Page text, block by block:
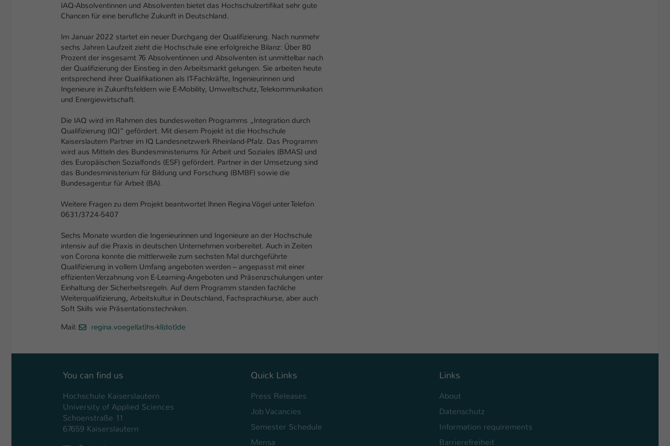
IAQ-Absolventinnen und Absolventen bietet das Hochschulzertifikat sehr gute
Chancen für eine berufliche Zukunft in Deutschland.
Im Januar 2022 startet ein neuer Durchgang der Qualifizierung. Nach nunmehr
sechs Jahren Laufzeit zieht die Hochschule eine erfolgreiche Bilanz: Über 80
Prozent der insgesamt 76 Absolventinnen und Absolventen ist unmittelbar nach
der Qualifizierung der Einstieg in den Arbeitsmarkt gelungen. Sie arbeiten heute
entsprechend ihrer Qualifikationen als IT-Fachkräfte, Ingenieurinnen und
Ingenieure in Zukunftsfeldern wie E-Mobility, Umweltschutz, Telekommunikation
und Energiewirtschaft.
Die IAQ wird im Rahmen des bundesweiten Programms „Integration durch
Qualifizierung (IQ)“ gefördert. Mit diesem Projekt ist die Hochschule
Kaiserslautern Partner im IQ Landesnetzwerk Rheinland-Pfalz. Das Programm
wird aus Mitteln des Bundesministeriums für Arbeit und Soziales (BMAS) und
des Europäischen Sozialfonds (ESF) gefördert. Partner in der Umsetzung sind
das Bundesministerium für Bildung und Forschung (BMBF) sowie die
Bundesagentur für Arbeit (BA).
Weitere Fragen zu dem Projekt beantwortet Ihnen Regina Vögel unter Telefon
0631/3724-5407
Sechs Monate wurden die Ingenieurinnen und Ingenieure an der Hochschule
intensiv auf die Praxis in deutschen Unternehmen vorbereitet. Auch in Zeiten
von Corona konnte die mittlerweile zum sechsten Mal durchgeführte
Qualifizierung in vollem Umfang angeboten werden – angepasst mit einer
effizienten Verzahnung von E-Learning-Angeboten und Präsenzschulungen unter
Einhaltung der Sicherheitsregeln. Auf dem Programm standen fachliche
Weiterqualifizierung, Arbeitskultur in Deutschland, Fachsprachkurse, aber auch
Soft Skills wie Präsentationstechniken.
Mail:
regina.voegel(at)hs-kl(dot)de
You can find us
Hochschule Kaiserslautern
University of Applied Sciences
Schoenstraße 11
67659 Kaiserslautern
Quick Links
Press Releases
Job Vacancies
Semester Schedule
Mensa
Links
About
Datenschutz
Information requirements
Barrierefreiheit
Ihrer vorgenommen Einstellungen, falls der
Name fe_typo_user / PHPSESSID
Anbieter TYPO3
Laufzeit 1 Woche
Zweck
von TYPO3. Es speichert im Fall eines Intranet-
Benutzer wiedererkannt werden und es wird
ihm Zugang zu geschützten Bereichen gewährt.
Anbieter TYPO3
Zweck
Dieser Cookie teilt der Webseite mit, ob ein
Besucher im Typo3-Backend angemeldet ist und
Rechte besitzt diese zu verwalten.